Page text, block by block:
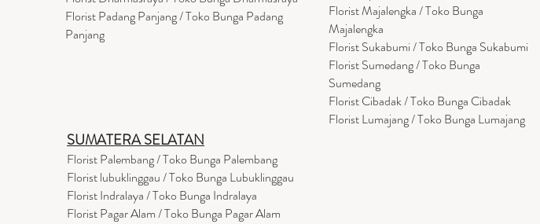
Florist Padang Panjang / Toko Bunga Padang
Panjang
SUMATERA SELATAN
Florist Palembang / Toko Bunga Palembang
Florist lubuklinggau / Toko Bunga Lubuklinggau
Florist Indralaya / Toko Bunga Indralaya
Florist Pagar Alam / Toko Bunga Pagar Alam
Florist Majalengka / Toko Bunga
Majalengka
Florist Sukabumi / Toko Bunga Sukabumi
Florist Sumedang / Toko Bunga
Sumedang
Florist Cibadak / Toko Bunga Cibadak
Florist Lumajang / Toko Bunga Lumajang